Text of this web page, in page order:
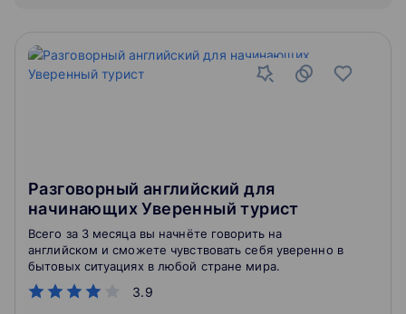
Разговорный английский для
начинающих Уверенный турист
3.9
Всего за 3 месяца вы начнёте говорить на
английском и сможете чувствовать себя уверенно в
бытовых ситуациях в любой стране мира.